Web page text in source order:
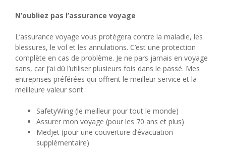
N’oubliez pas l’assurance voyage
L’assurance voyage vous protégera contre la maladie, les
blessures, le vol et les annulations. C’est une protection
complète en cas de problème. Je ne pars jamais en voyage
sans, car j’ai dû l’utiliser plusieurs fois dans le passé. Mes
entreprises préférées qui offrent le meilleur service et la
meilleure valeur sont :
SafetyWing (le meilleur pour tout le monde)
Assurer mon voyage (pour les 70 ans et plus)
Medjet (pour une couverture d’évacuation
supplémentaire)